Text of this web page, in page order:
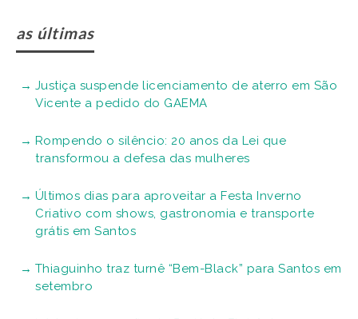
as últimas
Justiça suspende licenciamento de aterro em São
Vicente a pedido do GAEMA
Rompendo o silêncio: 20 anos da Lei que
transformou a defesa das mulheres
Últimos dias para aproveitar a Festa Inverno
Criativo com shows, gastronomia e transporte
grátis em Santos
Thiaguinho traz turnê “Bem-Black” para Santos em
setembro